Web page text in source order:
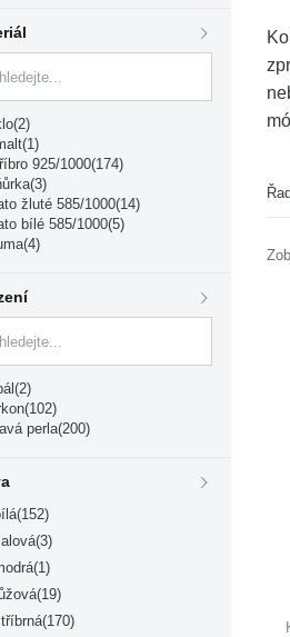
(2)
(1)
925/1000(174)
(3)
žluté 585/1000(14)
bílé 585/1000(5)
(4)
(2)
(102)
perla(200)
(152)
(3)
(1)
(19)
(170)